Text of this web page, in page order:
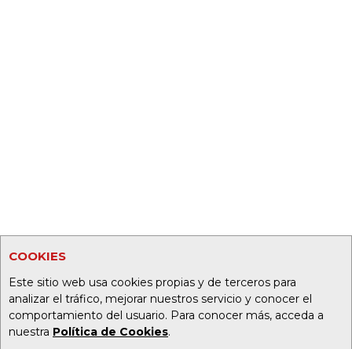
COOKIES
Este sitio web usa cookies propias y de terceros para
analizar el tráfico, mejorar nuestros servicio y conocer el
comportamiento del usuario. Para conocer más, acceda a
nuestra Política de Cookies.